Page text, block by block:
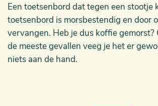
Een toetsenbord dat tegen een stootje
toetsenbord is morsbestendig en door
vervangen. Heb je dus koffie gemorst?
de meeste gevallen veeg je het er
niets aan de hand.